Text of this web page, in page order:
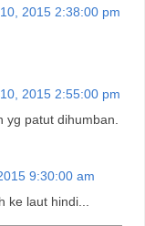
2015 2:38:00 pm
2015 2:55:00 pm
yg patut dihumban.
9:30:00 am
laut hindi...